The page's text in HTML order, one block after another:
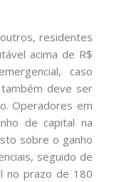
residentes
acima de R$
caso
deve ser
Operadores em
de capital na
sobre o ganho
seguido de
no prazo de 180